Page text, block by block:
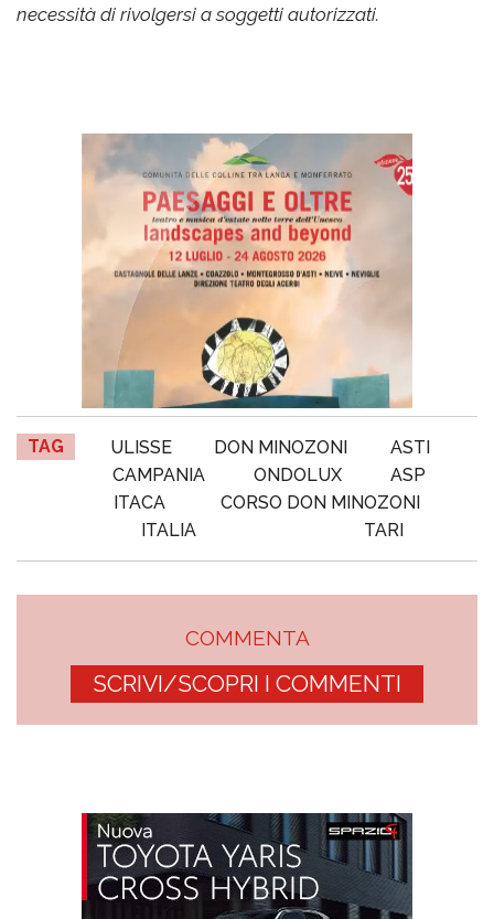
necessità di rivolgersi a soggetti autorizzati.
TAG ULISSE DON MINOZONI
ASTI
CAMPANIA
ONDOLUX
ASP
ITACA
CORSO DON MINOZONI
ITALIA
TARI
COMMENTA
SCRIVI/SCOPRI I COMMENTI